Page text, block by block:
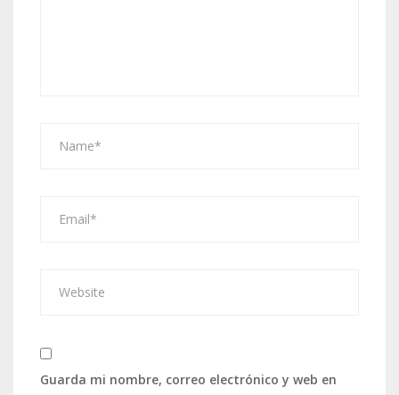
Guarda mi nombre, correo electrónico y web en